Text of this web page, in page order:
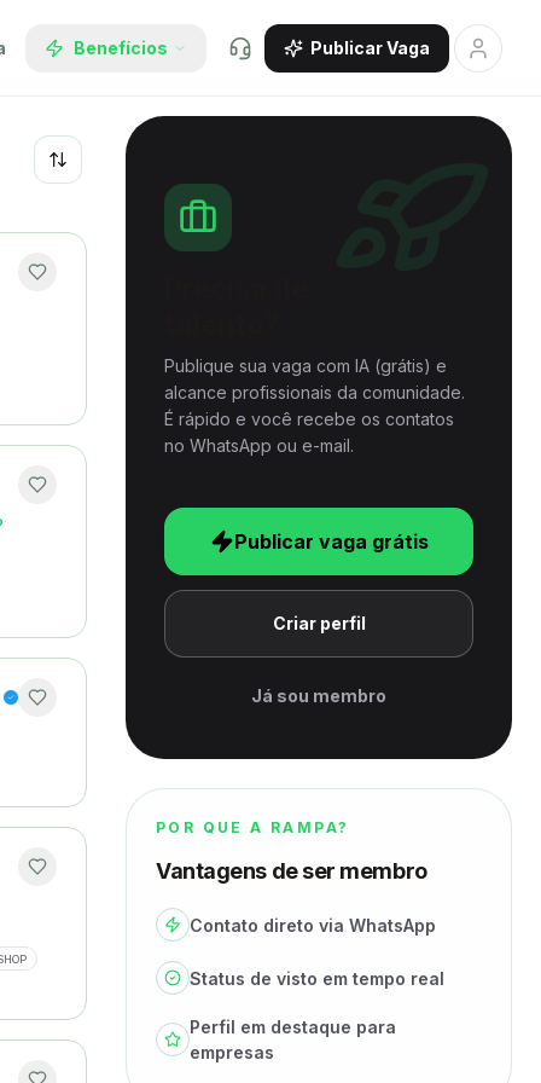
Benefícios Publicar Vaga
Recentes
·
Publique sua vaga com IA (grátis) e
alcance profissionais da comunidade.
É rápido e você recebe os contatos
no WhatsApp ou e-mail.
Publicar vaga grátis
Criar perfil
Já sou membro
POR QUE A RAMPA?
Vantagens de ser membro
Contato direto via WhatsApp
Status de visto em tempo real
Perfil em destaque para
empresas